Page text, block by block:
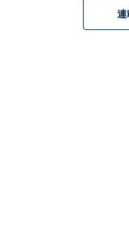
連